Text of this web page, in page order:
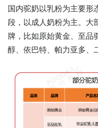
国内驼奶以乳粉为主要形
段，以成人奶粉为主。大
牌，比如原始黄金、至品
醇、依巴特、帕力亚多、